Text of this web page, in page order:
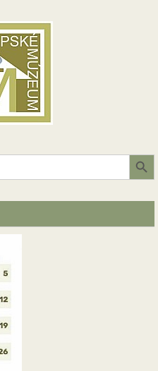
Search Button